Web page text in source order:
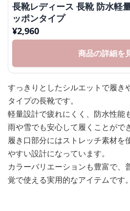
長靴レディース 長靴 防水軽
ッポンタイプ
¥2,960
商品の詳細を
すっきりとしたシルエットで履き
タイプの長靴です。
軽量設計で疲れにくく、防水性能
雨や雪でも安心して履くことがで
履き口部分にはストレッチ素材を
やすい設計になっています。
カラーバリエーションも豊富で、
覚で使える実用的なアイテムです。